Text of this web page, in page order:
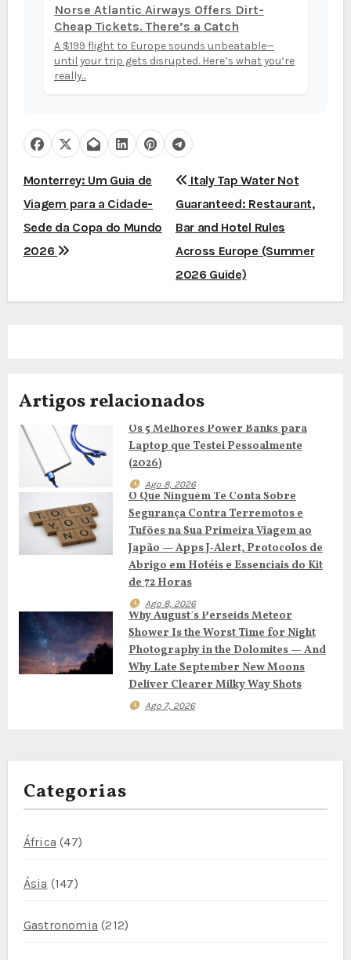
Norse Atlantic Airways Offers Dirt-
Cheap Tickets. There’s a Catch
A $199 flight to Europe sounds unbeatable—
until your trip gets disrupted. Here’s what you’re
really...
N
a
v
g
ã
o
d
e
a
i
g
Monterrey: Um Guia de
Viagem para a Cidade-
Sede da Copa do Mundo
2026
Italy Tap Water Not
Guaranteed: Restaurant,
Bar and Hotel Rules
Across Europe (Summer
2026 Guide)
Artigos relacionados
Os 5 Melhores Power Banks para
Laptop que Testei Pessoalmente
(2026)
Ago 8, 2026
O Que Ninguém Te Conta Sobre
Segurança Contra Terremotos e
Tufões na Sua Primeira Viagem ao
Japão — Apps J‑Alert, Protocolos de
Abrigo em Hotéis e Essenciais do Kit
de 72 Horas
Ago 8, 2026
Why August’s Perseids Meteor
Shower Is the Worst Time for Night
Photography in the Dolomites — And
Why Late September New Moons
Deliver Clearer Milky Way Shots
Ago 7, 2026
Categorias
África (47)
Ásia (147)
Gastronomia (212)